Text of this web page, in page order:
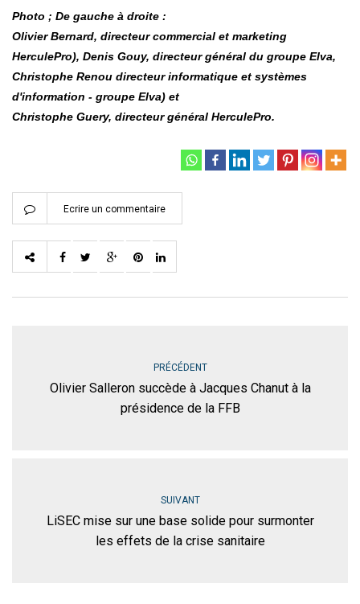
Photo ; De gauche à droite :
Olivier Bernard, directeur commercial et marketing
HerculePro), Denis Gouy, directeur général du groupe Elva,
Christophe Renou directeur informatique et systèmes
d'information - groupe Elva) et
Christophe Guery, directeur général HerculePro.
Ecrire un commentaire
PRÉCÉDENT
Olivier Salleron succède à Jacques Chanut à la
présidence de la FFB
SUIVANT
LiSEC mise sur une base solide pour surmonter
les effets de la crise sanitaire